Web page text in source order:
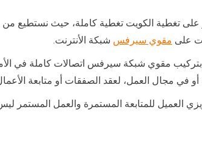
تغطية الكويت تغطية كاملة، حيث نستطيع من
على مقوي سيرفس شبكة الأنترنت.
مقوي شبكة سيرفس اتصالات كاملة في
أو في مجال العمل، لعقد الصفقات أو متابعة
العميل للمتابعة المستمرة والعمل المستمر